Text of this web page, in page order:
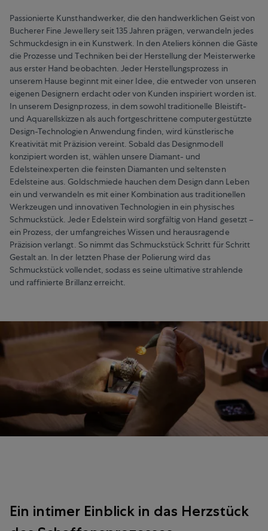
Passionierte Kunsthandwerker, die den handwerklichen Geist von
Bucherer Fine Jewellery seit 135 Jahren prägen, verwandeln jedes
Schmuckdesign in ein Kunstwerk. In den Ateliers können die Gäste
die Prozesse und Techniken bei der Herstellung der Meisterwerke
aus erster Hand beobachten. Jeder Herstellungsprozess in
unserem Hause beginnt mit einer Idee, die entweder von unseren
eigenen Designern erdacht oder von Kunden inspiriert worden ist.
In unserem Designprozess, in dem sowohl traditionelle Bleistift-
und Aquarellskizzen als auch fortgeschrittene computergestützte
Design-Technologien Anwendung finden, wird künstlerische
Kreativität mit Präzision vereint. Sobald das Designmodell
konzipiert worden ist, wählen unsere Diamant- und
Edelsteinexperten die feinsten Diamanten und seltensten
Edelsteine aus. Goldschmiede hauchen dem Design dann Leben
ein und verwandeln es mit einer Kombination aus traditionellen
Werkzeugen und innovativen Technologien in ein physisches
Schmuckstück. Jeder Edelstein wird sorgfältig von Hand gesetzt –
ein Prozess, der umfangreiches Wissen und herausragende
Präzision verlangt. So nimmt das Schmuckstück Schritt für Schritt
Gestalt an. In der letzten Phase der Polierung wird das
Schmuckstück vollendet, sodass es seine ultimative strahlende
und raffinierte Brillanz erreicht.
Ein intimer Einblick in das Herzstück